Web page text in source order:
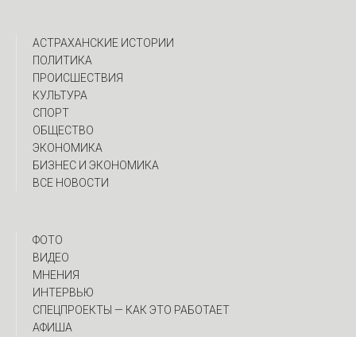
АСТРАХАНСКИЕ ИСТОРИИ
ПОЛИТИКА
ПРОИСШЕСТВИЯ
КУЛЬТУРА
СПОРТ
ОБЩЕСТВО
ЭКОНОМИКА
БИЗНЕС И ЭКОНОМИКА
ВСЕ НОВОСТИ
ФОТО
ВИДЕО
МНЕНИЯ
ИНТЕРВЬЮ
CПЕЦПРОЕКТЫ — КАК ЭТО РАБОТАЕТ
АФИША